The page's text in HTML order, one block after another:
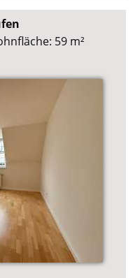
59 m²